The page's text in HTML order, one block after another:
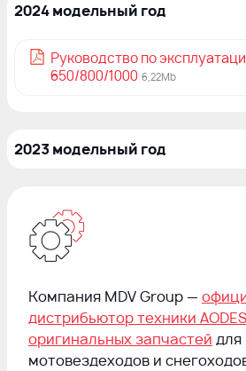
2024 модельный год
Руководство по
650/800/1000 6,22Mb
2023 модельный год
Руководство по
6,39Mb
Руководство по
4,83Mb
Компания MDV Group —
дистрибьютор техники AODES
оригинальных запчастей для
мотовездеходов и